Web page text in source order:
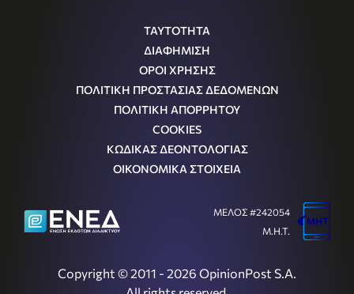
ΤΑΥΤΟΤΗΤΑ
ΔΙΑΦΗΜΙΣΗ
ΟΡΟΙ ΧΡΗΣΗΣ
ΠΟΛΙΤΙΚΗ ΠΡΟΣΤΑΣΙΑΣ ΔΕΔΟΜΕΝΩΝ
ΠΟΛΙΤΙΚΗ ΑΠΟΡΡΗΤΟΥ
COOKIES
ΚΩΔΙΚΑΣ ΔΕΟΝΤΟΛΟΓΙΑΣ
ΟΙΚΟΝΟΜΙΚΑ ΣΤΟΙΧΕΙΑ
Copyright © 2011 - 2026 OpinionPost S.A.
ΜΕΛΟΣ #242054
Μ.Η.Τ.